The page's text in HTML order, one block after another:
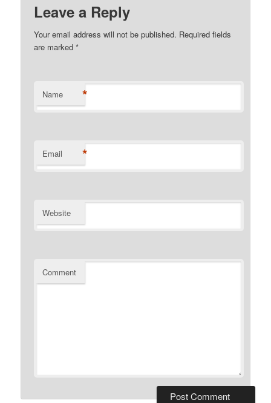
Leave a Reply
Your email address will not be published. Required fields
are marked*
Name *
Email *
Website
Comment